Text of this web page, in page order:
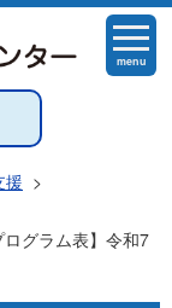
menu
援 >
グラム表】令和7